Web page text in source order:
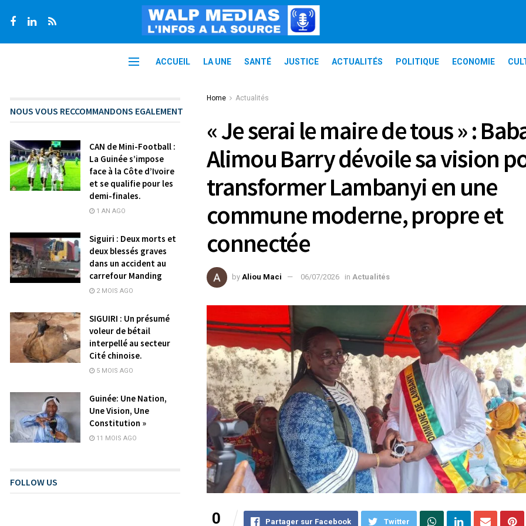
ACCUEIL LA UNE SANTÉ JUSTICE ACTUALITÉS POLITIQUE ECONOMIE
Home Actualités
« Je serai le maire de tous » :
Alimou Barry dévoile sa vision
transformer Lambanyi en une
commune moderne, propre et
connectée
by Aliou Maci 06/07/2026 in Actualités
0 Partager sur Facebook Twitter
NOUS VOUS RECCOMMANDONS EGALEMENT
CAN de Mini-Football :
La Guinée s’impose
face à la Côte d’Ivoire
et se qualifie pour les
demi-finales.
1 AN AGO
Siguiri : Deux morts et
deux blessés graves
dans un accident au
carrefour Manding
2 MOIS AGO
SIGUIRI : Un présumé
voleur de bétail
interpellé au secteur
Cité chinoise.
5 MOIS AGO
Guinée: Une Nation,
Une Vision, Une
Constitution »
11 MOIS AGO
FOLLOW US